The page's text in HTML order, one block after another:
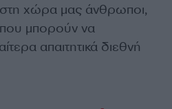
στη χώρα μας άνθρωποι,
μπορούν να
απαιτητικά διεθνή